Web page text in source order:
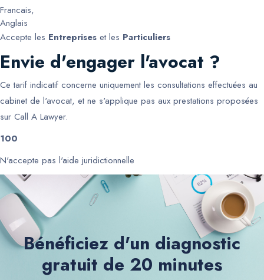
Francais,
Anglais
Accepte les Entreprises et les Particuliers
Envie d'engager l'avocat ?
Ce tarif indicatif concerne uniquement les consultations effectuées au
cabinet de l'avocat, et ne s'applique pas aux prestations proposées
sur Call A Lawyer.
100
N'accepte pas l'aide juridictionnelle
Bénéficiez d'un diagnostic
gratuit de 20 minutes